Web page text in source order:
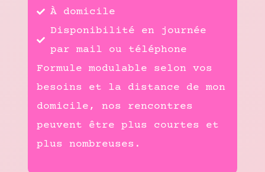
À domicile
Disponibilité en journée
par mail ou téléphone
Formule modulable selon vos
besoins et la distance de mon
domicile, nos rencontres
peuvent être plus courtes et
plus nombreuses.